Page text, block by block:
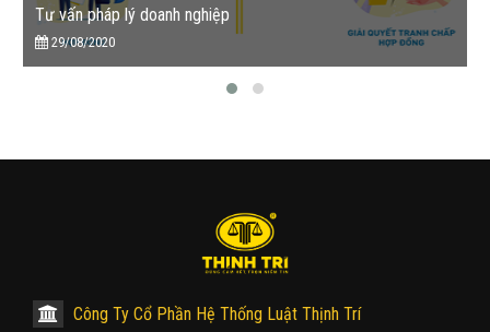
Tư vấn pháp lý doanh nghiệp
29/08/2020
Công Ty Cổ Phần Hệ Thống Luật Thịnh Trí